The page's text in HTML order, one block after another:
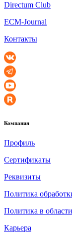
Directum Club
ECM-Journal
Контакты
Компания
Профиль
Сертификаты
Реквизиты
Политика
Политика в области
Карьера